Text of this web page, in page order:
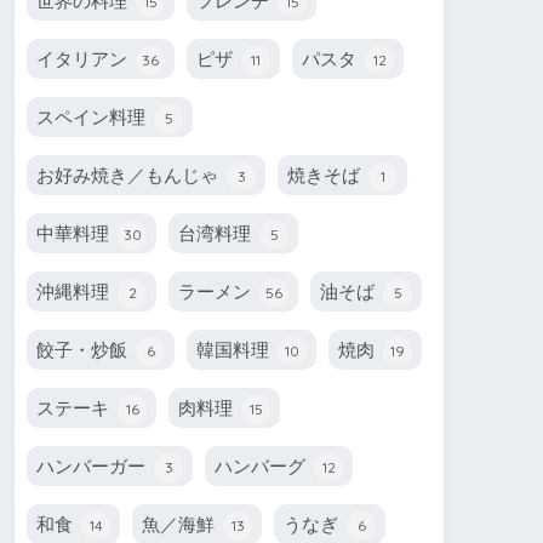
イタリアン 36 ピザ 11 パスタ 12
スペイン料理 5
お好み焼き／もんじゃ 3 焼きそば 1
中華料理 30 台湾料理 5
沖縄料理 2 ラーメン 56 油そば 5
餃子・炒飯 6 韓国料理 10 焼肉 19
ステーキ 16 肉料理 15
ハンバーガー 3 ハンバーグ 12
和食 14 魚／海鮮 13 うなぎ 6